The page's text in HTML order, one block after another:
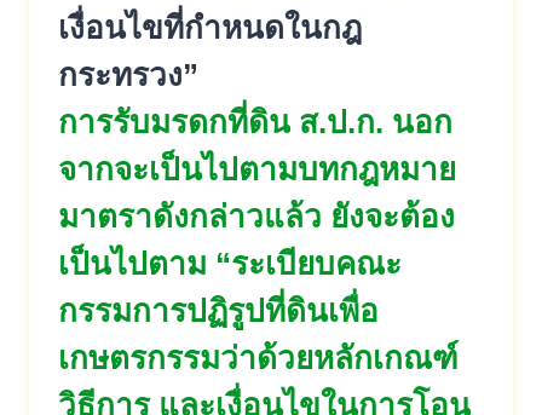
เงื่อนไขที่กำหนดในกฎ
กระทรวง”
การรับมรดกที่ดิน ส.ป.ก. นอก
จากจะเป็นไปตามบทกฎหมาย
มาตราดังกล่าวแล้ว ยังจะต้อง
เป็นไปตาม “ระเบียบคณะ
กรรมการปฏิรูปที่ดินเพื่อ
เกษตรกรรมว่าด้วยหลักเกณฑ์
วิธีการ และเงื่อนไขในการโอน